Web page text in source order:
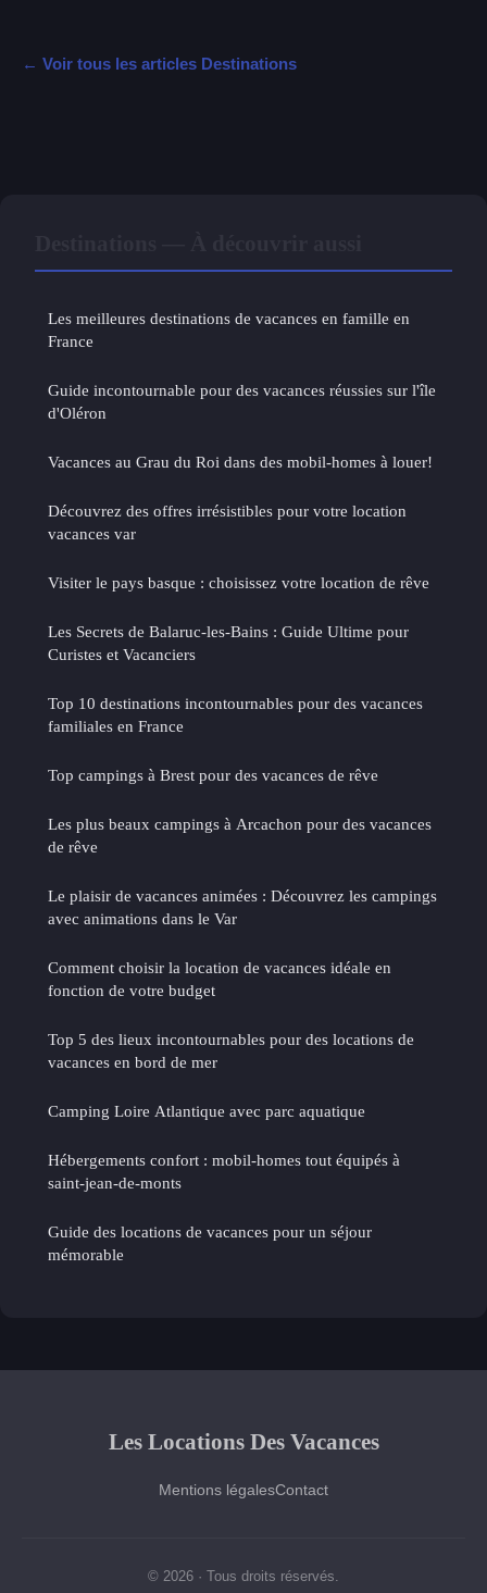
← Voir tous les articles Destinations
Les meilleures destinations de vacances en famille en
France
Guide incontournable pour des vacances réussies sur l'île
d'Oléron
Vacances au Grau du Roi dans des mobil-homes à louer!
Découvrez des offres irrésistibles pour votre location
vacances var
Visiter le pays basque : choisissez votre location de rêve
Les Secrets de Balaruc-les-Bains : Guide Ultime pour
Curistes et Vacanciers
Top 10 destinations incontournables pour des vacances
familiales en France
Top campings à Brest pour des vacances de rêve
Les plus beaux campings à Arcachon pour des vacances
de rêve
Le plaisir de vacances animées : Découvrez les campings
avec animations dans le Var
Comment choisir la location de vacances idéale en
fonction de votre budget
Top 5 des lieux incontournables pour des locations de
vacances en bord de mer
Camping Loire Atlantique avec parc aquatique
Hébergements confort : mobil-homes tout équipés à
saint-jean-de-monts
Guide des locations de vacances pour un séjour
mémorable
Les Locations Des Vacances
Mentions légalesContact
© 2026 · Tous droits réservés.